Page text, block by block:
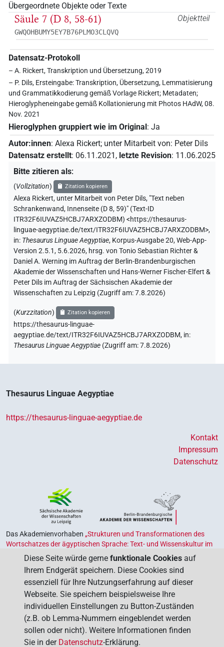
Übergeordnete Objekte oder Texte
Objektteil
Säule 7 (D 8, 58-61)
GWQOHBUMY5EY7B76PLMO3CLQVQ
Datensatz-Protokoll
– A. Rickert, Transkription und Übersetzung, 2019
– P. Dils, Ersteingabe: Transkription, Übersetzung, Lemmatisierung
und Grammatikkodierung gemäß Vorlage Rickert; Metadaten;
Hieroglypheneingabe gemäß Kollationierung mit Photos HAdW, 08.
Nov. 2021
Hieroglyphen gruppiert wie im Original : Ja
Autor:innen: Alexa Rickert; unter Mitarbeit von: Peter Dils
Datensatz erstellt: 06.11.2021 , letzte Revision: 11.06.2025
Bitte zitieren als:
(Vollzitation) Zitation kopieren
Alexa Rickert, unter Mitarbeit von Peter Dils, "Text neben
Schrankenwand, Innenseite (D 8, 59)" (Text-ID
ITR32F6IUVAZ5HCBJ7ARXZODBM) <https://thesaurus-
linguae-aegyptiae.de/text/ITR32F6IUVAZ5HCBJ7ARXZODBM>,
in: Thesaurus Linguae Aegyptiae, Korpus-Ausgabe 20, Web-App-
Version 2.5.1, 5.6.2026, hrsg. von Tonio Sebastian Richter &
Daniel A. Werning im Auftrag der Berlin-Brandenburgischen
Akademie der Wissenschaften und Hans-Werner Fischer-Elfert &
Peter Dils im Auftrag der Sächsischen Akademie der
Wissenschaften zu Leipzig (Zugriff am:7.8.2026)
(Kurzzitation) Zitation kopieren
https://thesaurus-linguae-
aegyptiae.de/text/ITR32F6IUVAZ5HCBJ7ARXZODBM, in:
Thesaurus Linguae Aegyptiae (Zugriff am:7.8.2026)
Thesaurus Linguae Aegyptiae
https://thesaurus-linguae-aegyptiae.de
Kontakt
Impressum
Datenschutz
Das Akademienvorhaben „Strukturen und Transformationen des
Wortschatzes der ägyptischen Sprache: Text- und Wissenskultur im
Alten Ägypten‟
ist Teil des von Bund und Ländern geförderten
Akademienprogramms , das der Erhaltung, Sicherung und
Vergegenwärtigung unseres kulturellen Erbes dient. Koordiniert wird
das Programm von derUnion der Deutschen Akademien der
Wissenschaften.
Diese Seite würde gerne funktionale Cookies auf
Ihrem Endgerät speichern. Diese Cookies sind
essenziell für Ihre Nutzungserfahrung auf dieser
Webseite. Sie speichern beispielsweise Ihre
individuellen Einstellungen zu Button-Zuständen
(z.B. ob Lemma-Nummern eingeblendet werden
sollen oder nicht). Weitere Informationen finden
Sie in der Datenschutz-Erklärung.